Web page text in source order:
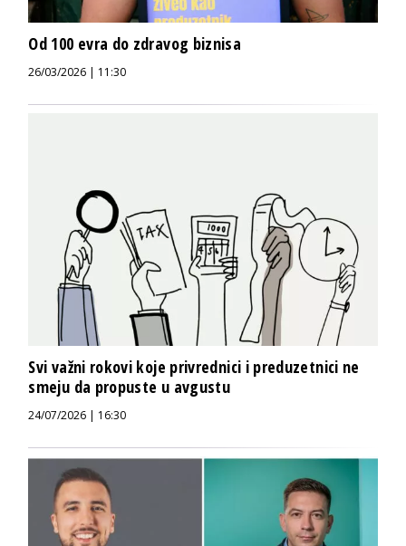
Od 100 evra do zdravog biznisa
26/03/2026 | 11:30
Svi važni rokovi koje privrednici i preduzetnici ne
smeju da propuste u avgustu
24/07/2026 | 16:30